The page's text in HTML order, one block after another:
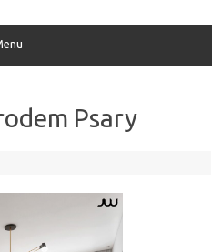
Psary